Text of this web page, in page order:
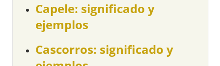
Capele: significado y
ejemplos
Cascorros: significado y